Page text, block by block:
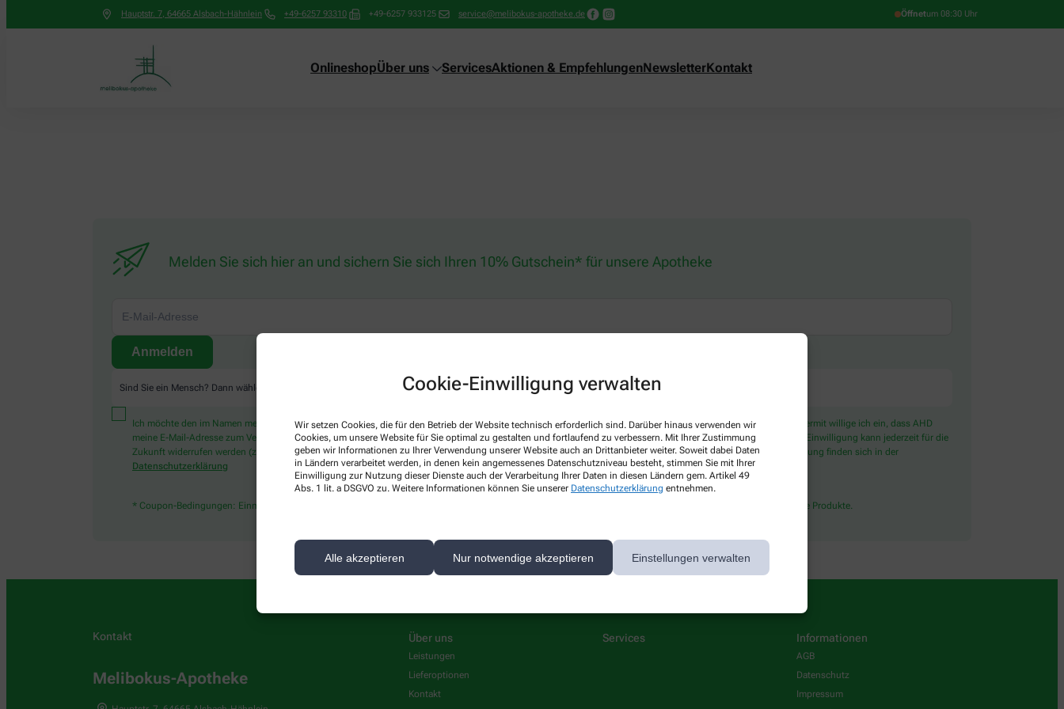
Cookie-Einwilligung verwalten
Wir setzen Cookies, die für den Betrieb der Website technisch erforderlich sind. Darüber hinaus verwenden wir
Cookies, um unsere Website für Sie optimal zu gestalten und fortlaufend zu verbessern. Mit Ihrer Zustimmung
geben wir Informationen zu Ihrer Verwendung unserer Website auch an Drittanbieter weiter. Soweit dabei Daten
in Ländern verarbeitet werden, in denen kein angemessenes Datenschutzniveau besteht, stimmen Sie mit Ihrer
Einwilligung zur Nutzung dieser Dienste auch der Verarbeitung Ihrer Daten in diesen Ländern gem. Artikel 49
Abs. 1 lit. a DSGVO zu. Weitere Informationen können Sie unserer Datenschutzerklärung entnehmen.
Alle akzeptieren Nur notwendige akzeptieren Einstellungen verwalten
Hauptstr. 7, 64665 Alsbach-Hähnlein +49-6257 93310 +49-6257 933125 service@melibokus-apotheke.de Öffnetum 08:30 Uhr
OnlineshopÜber uns ServicesAktionen & EmpfehlungenNewsletterKontakt
Melden Sie sich hier an und sichern Sie sich Ihren 10% Gutschein* für unsere Apotheke
Sind Sie ein Mensch? Dann wählen Sie bitte
Ich möchte den im Namen meiner Apotheke versandten News-Service abonnieren, der von der Alliance Healthcare Deutschland GmbH (AHD) angeboten wird. Hiermit willige ich ein, dass AHD
meine E-Mail-Adresse zum Versand des News-Service verarbeitet. AHD setzt für den Versand und die Analyse des Newsletters den Dienstleister Emarsys ein. Die Einwilligung kann jederzeit für die
Zukunft widerrufen werden (z.B. über den Abmelde-Link in jedem Newsletter). Die sonstigen Kontaktmöglichkeiten dafür und weitere Angaben zur Datenverarbeitung finden sich in der
Datenschutzerklärung
* Coupon-Bedingungen: Einmalig einlösbar bis zum 31.12.2026. Mindestbestellwert: 50,00 €. Gültig auf das gesamte Sortiment, ausgeschlossen rezeptpflichtige Produkte.
Kontakt
Melibokus-Apotheke
Über uns
Leistungen
Lieferoptionen
Kontakt
Services Informationen
AGB
Datenschutz
Impressum